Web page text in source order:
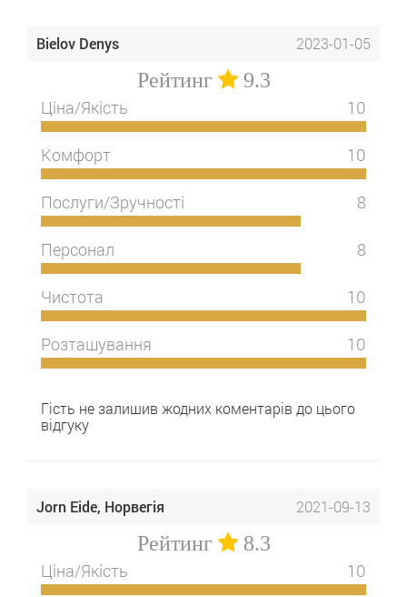
Bielov Denys 2023-01-05
Рейтинг 9.3
Ціна/Якість 10
Комфорт 10
Послуги/Зручності 8
Персонал 8
Чистота 10
Розташування 10
Гість не залишив жодних коментарів до цього
відгуку
Jorn Eide, Норвегія 2021-09-13
Рейтинг 8.3
Ціна/Якість 10